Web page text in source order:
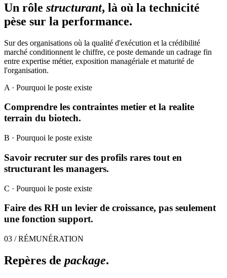
Un rôle structurant, là où la technicité
pèse sur la performance.
Sur des organisations où la qualité d'exécution et la crédibilité
marché conditionnent le chiffre, ce poste demande un cadrage fin
entre expertise métier, exposition managériale et maturité de
l'organisation.
A · Pourquoi le poste existe
Comprendre les contraintes metier et la realite
terrain du biotech.
B · Pourquoi le poste existe
Savoir recruter sur des profils rares tout en
structurant les managers.
C · Pourquoi le poste existe
Faire des RH un levier de croissance, pas seulement
une fonction support.
03 / RÉMUNÉRATION
Repères de package.